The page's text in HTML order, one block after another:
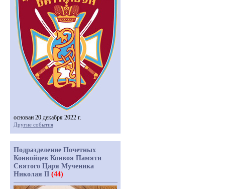
основан 20 декабря 2022 г.
Другие события
Подразделение Почетных
Конвойцев Конвоя Памяти
Святого Царя Мученика
Николая II (44)